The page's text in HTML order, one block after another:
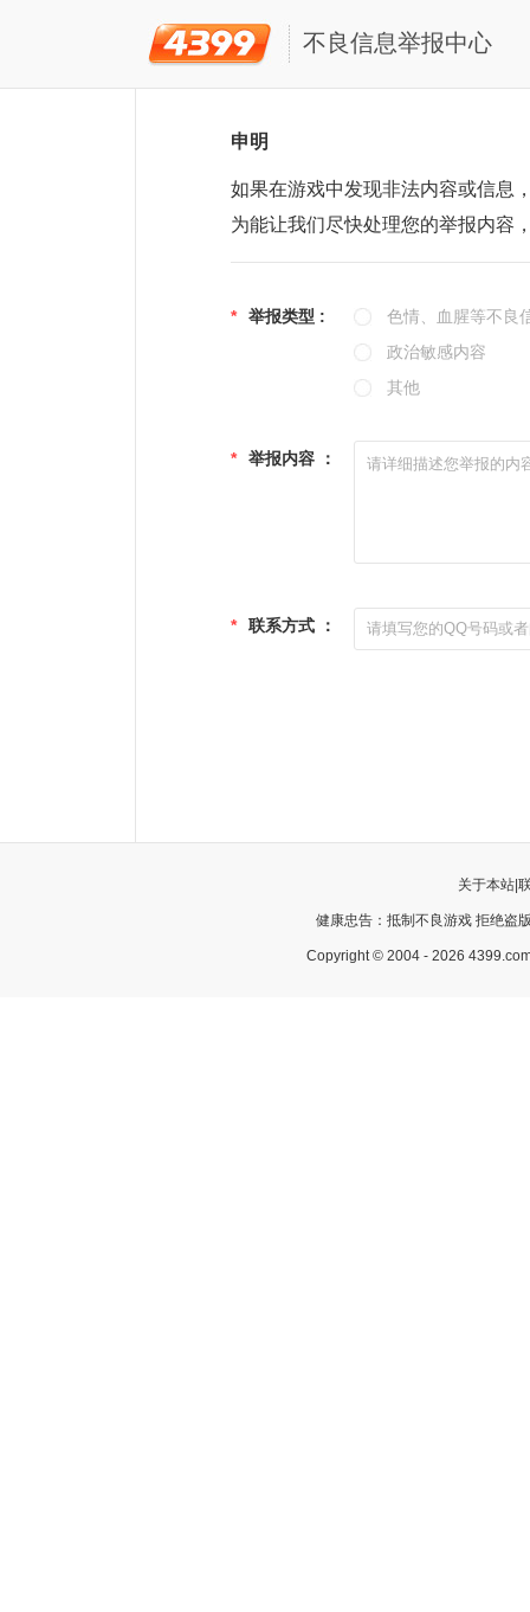
不良信息举报中心
申明
如果在游戏中发现非法内容或信息
为能让我们尽快处理您的举报内容
* 举报类型 :
色情、血腥等不良
政治敏感内容
其他
* 举报内容 ：
* 联系方式 ：
关于本站|
健康忠告：抵制不良游戏 拒绝盗
Copyright © 2004 - 2026